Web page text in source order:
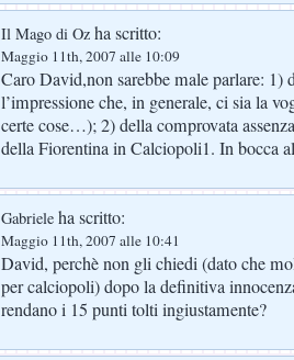
Il Mago di Oz ha scritto:
Maggio 11th, 2007 alle 10:09
Caro David,non sarebbe male parlare: 1)
l’impressione che, in generale, ci sia la
certe cose…); 2) della comprovata
della Fiorentina in Calciopoli1. In bocca
Gabriele ha scritto:
Maggio 11th, 2007 alle 10:41
David, perchè non gli chiedi (dato che
per calciopoli) dopo la definitiva
rendano i 15 punti tolti ingiustamente?